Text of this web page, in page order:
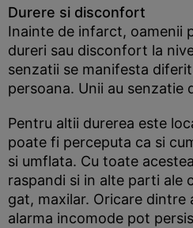
Durere si disconfort
Inainte de infarct, oamenii
dureri sau disconfort la
senzatii se manifesta
persoana. Unii au senzatie
Pentru altii durerea este
poate fi perceputa ca si
si umflata. Cu toate
raspandi si in alte parti ale
gat, maxilar. Oricare dintre
alarma incomode pot